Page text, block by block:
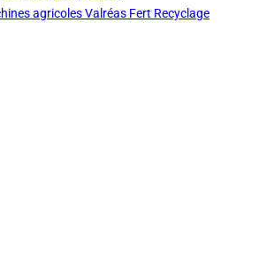
agricoles Valréas Fert Recyclage